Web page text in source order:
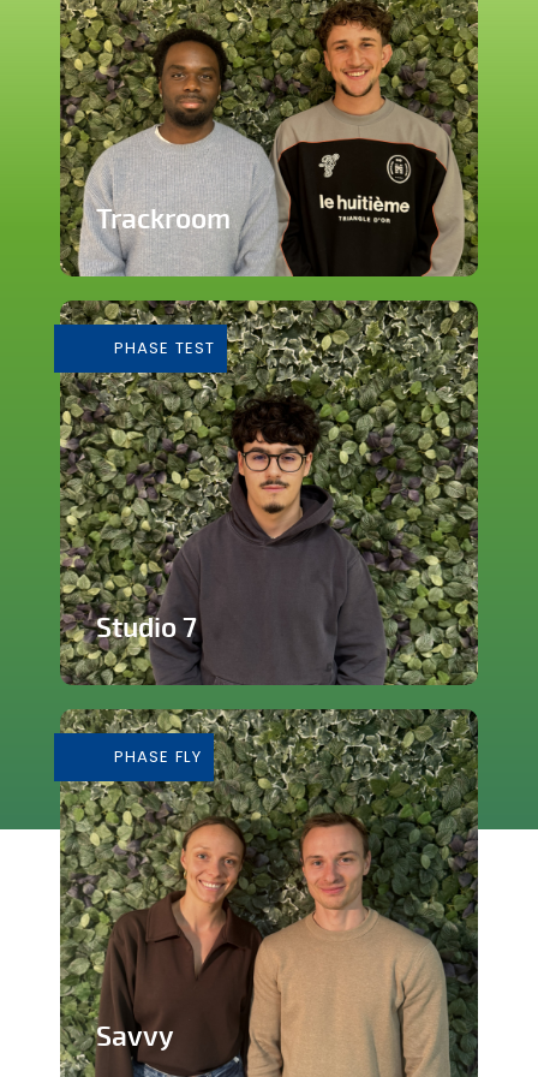
Trackroom
immersive
En savoir plus
PHASE TEST
Studio 7
de musique
En savoir plus
PHASE FLY
Savvy